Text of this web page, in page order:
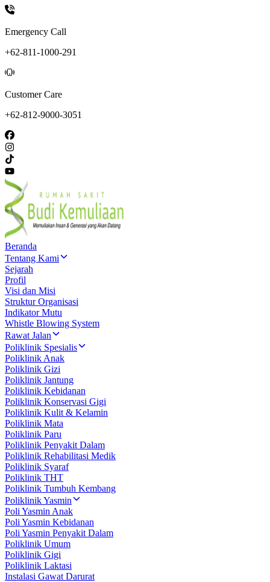
Emergency Call
+62-811-1000-291
Customer Care
+62-812-9000-3051
Beranda
Tentang Kami
Sejarah
Profil
Visi dan Misi
Struktur Organisasi
Indikator Mutu
Whistle Blowing System
Rawat Jalan
Poliklinik Spesialis
Poliklinik Anak
Poliklinik Gizi
Poliklinik Jantung
Poliklinik Kebidanan
Poliklinik Konservasi Gigi
Poliklinik Kulit & Kelamin
Poliklinik Mata
Poliklinik Paru
Poliklinik Penyakit Dalam
Poliklinik Rehabilitasi Medik
Poliklinik Syaraf
Poliklinik THT
Poliklinik Tumbuh Kembang
Poliklinik Yasmin
Poli Yasmin Anak
Poli Yasmin Kebidanan
Poli Yasmin Penyakit Dalam
Poliklinik Umum
Poliklinik Gigi
Poliklinik Laktasi
Instalasi Gawat Darurat